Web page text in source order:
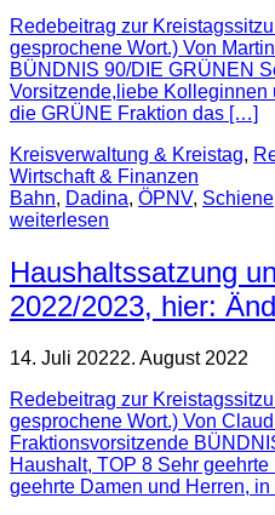
Redebeitrag zur
gesprochene Wort.) Von
BÜNDNIS 90/DIE GRÜNEN
Vorsitzende,liebe Kolleginnen
die GRÜNE Fraktion das […]
Kreisverwaltung & Kreistag,
Wirtschaft & Finanzen
Bahn, Dadina, ÖPNV, Schiene
weiterlesen
Haushaltssatzung
2022/2023, hier:
14. Juli 20222. August 2022
Redebeitrag zur
gesprochene Wort.) Von
Fraktionsvorsitzende
Haushalt, TOP 8 Sehr
geehrte Damen und Herren,